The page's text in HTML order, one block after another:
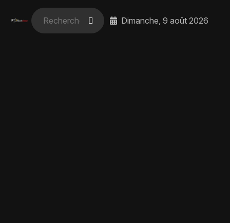
Dimanche, 9 août 2026